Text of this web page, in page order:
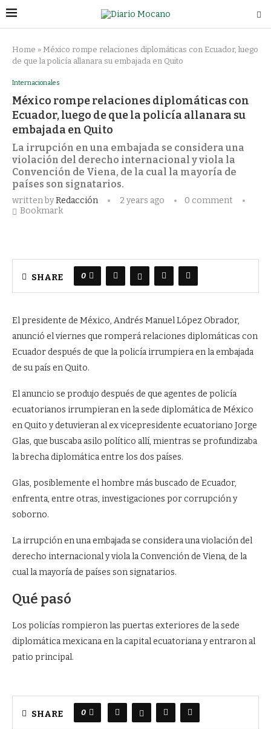
Home » México rompe relaciones diplomáticas con Ecuador, luego
de que la policía allanara su embajada en Quito
Internacionales
México rompe relaciones diplomáticas con
Ecuador, luego de que la policía allanara su
embajada en Quito
La irrupción en una embajada se considera una
violación del derecho internacional y viola la
Convención de Viena, de la cual la mayoría de
países son signatarios.
written byRedacción 2 years ago
0 comment
Bookmark
SHARE 0
El presidente de México, Andrés Manuel López Obrador,
anunció el viernes que romperá relaciones diplomáticas con
Ecuador después de que la policía irrumpiera en la embajada
de su país en Quito.
El anuncio se produjo después de que agentes de policía
ecuatorianos irrumpieran en la sede diplomática de México
en Quito y detuvieran al ex vicepresidente ecuatoriano Jorge
Glas, que buscaba asilo político allí, mientras se profundizaba
la brecha diplomática entre los dos países.
Glas, posiblemente el hombre más buscado de Ecuador,
enfrenta, entre otras, investigaciones por corrupción y
soborno.
La irrupción en una embajada se considera una violación del
derecho internacional y viola la Convención de Viena, de la
cual la mayoría de países son signatarios.
Qué pasó
Los policías rompieron las puertas exteriores de la sede
diplomática mexicana en la capital ecuatoriana y entraron al
patio principal.
SHARE 0